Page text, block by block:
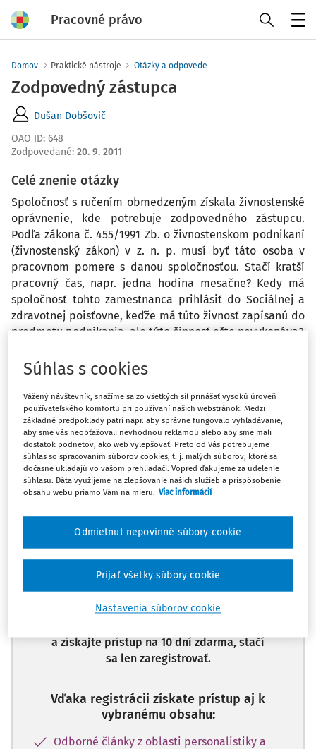
Pracovné právo
Domov Praktické nástroje Otázky a odpovede
Zodpovedný zástupca
Dušan Dobšovič
OAO ID: 648
Zodpovedané: 20. 9. 2011
Celé znenie otázky
Spoločnosť s ručením obmedzeným získala živnostenské
oprávnenie, kde potrebuje zodpovedného zástupcu.
Podľa zákona č. 455/1991 Zb. o živnostenskom podnikaní
(živnostenský zákon) v z. n. p. musí byť táto osoba v
pracovnom pomere s danou spoločnosťou. Stačí kratší
pracovný čas, napr. jedna hodina mesačne? Kedy má
spoločnosť tohto zamestnanca prihlásiť do Sociálnej a
zdravotnej poisťovne, keďže má túto živnosť zapísanú do
predmetu podnikania, ale túto činnosť ešte nevykonáva?
Odpoveď
Máte predplatné? Prihláste sa
Ups, zatiaľ ste si prečítali len
začiatok...
Celý odborný obsah z tejto oblasti je
dostupný predplatiteľom portálu.
a získajte prístup na 10 dní zdarma, stačí
sa len zaregistrovať.
Vďaka registrácii získate prístup aj k
vybranému obsahu:
Odborné články z oblasti personalistiky a
Súhlas s cookies
Vážený návštevník, snažíme sa zo všetkých síl prinášať vysokú úroveň
používateľského komfortu pri používaní našich webstránok. Medzi
základné predpoklady patrí napr. aby správne fungovalo vyhľadávanie,
aby sme vás neobťažovali nevhodnou reklamou alebo aby sme mali
dostatok podnetov, ako web vylepšovať. Preto od Vás potrebujeme
súhlas so spracovaním súborov cookies, t. j. malých súborov, ktoré sa
dočasne ukladajú vo vašom prehliadači. Vopred ďakujeme za udelenie
súhlasu. Dáta využijeme na zlepšovanie našich služieb a prispôsobenie
obsahu webu priamo Vám na mieru. Viac informácií
Nastavenia súborov cookie
Odmietnut nepovinné súbory cookie
Prijať všetky súbory cookie